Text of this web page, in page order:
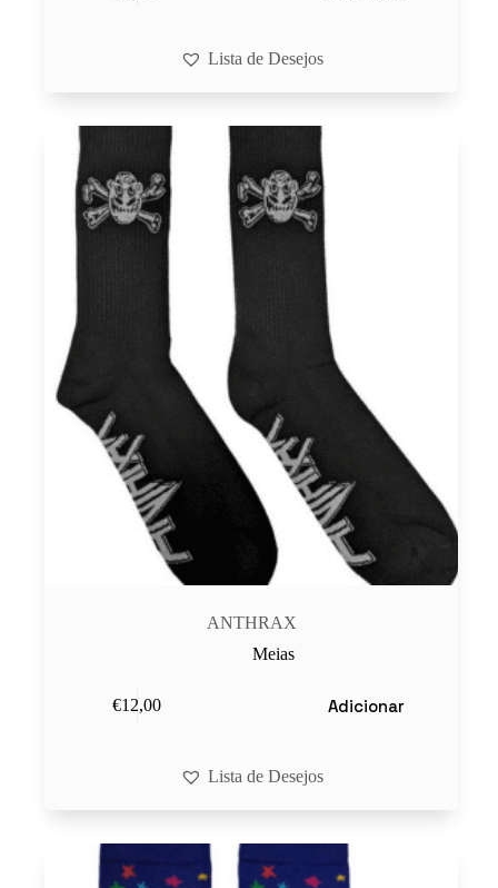
Lista de Desejos
ANTHRAX
Meias
€12,00 Adicionar
Lista de Desejos